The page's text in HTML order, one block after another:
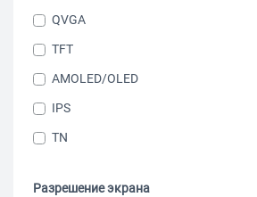
QVGA
TFT
AMOLED/OLED
IPS
TN
Разрешение экрана